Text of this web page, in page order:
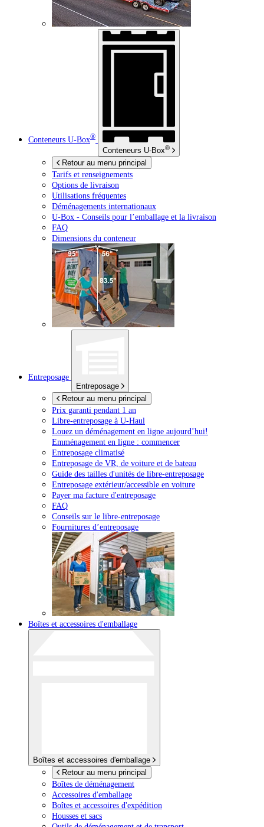
Conteneurs U-Box®
Conteneurs U-Box®
Retour au menu principal
Tarifs et renseignements
Options de livraison
Utilisations fréquentes
Déménagements internationaux
U-Box - Conseils pour l’emballage et la livraison
FAQ
Dimensions du conteneur
Entreposage
Entreposage
Retour au menu principal
Prix garanti pendant 1 an
Libre-entreposage à U-Haul
Louez un déménagement en ligne aujourd’hui!
Emménagement en ligne : commencer
Entreposage climatisé
Entreposage de VR, de voiture et de bateau
Guide des tailles d'unités de libre-entreposage
Entreposage extérieur/accessible en voiture
Payer ma facture d'entreposage
FAQ
Conseils sur le libre-entreposage
Fournitures d’entreposage
Boîtes et accessoires d'emballage
Boîtes et accessoires d'emballage
Retour au menu principal
Boîtes de déménagement
Accessoires d'emballage
Boîtes et accessoires d'expédition
Housses et sacs